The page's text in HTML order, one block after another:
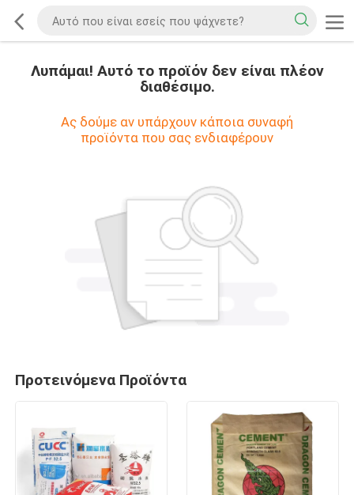
Λυπάμαι! Αυτό το προϊόν δεν είναι πλέον
διαθέσιμο.
Ας δούμε αν υπάρχουν κάποια συναφή
προϊόντα που σας ενδιαφέρουν
Προτεινόμενα Προϊόντα